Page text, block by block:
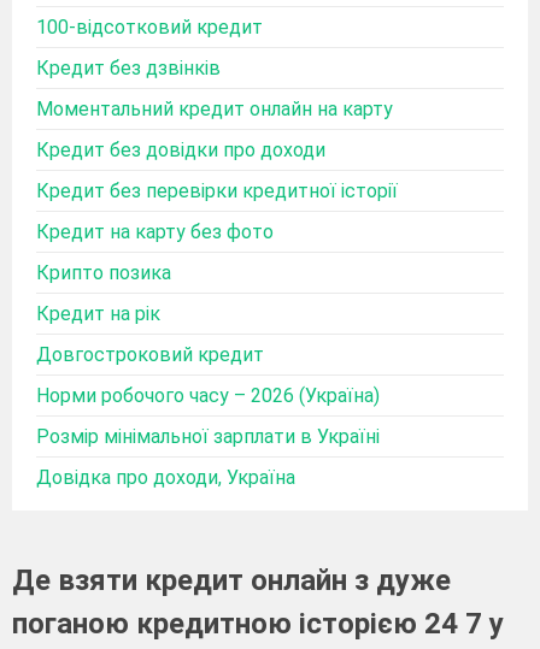
100-відсотковий кредит
Кредит без дзвінків
Моментальний кредит онлайн на карту
Кредит без довідки про доходи
Кредит без перевірки кредитної історії
Кредит на карту без фото
Крипто позика
Кредит на рік
Довгостроковий кредит
Норми робочого часу – 2026 (Україна)
Розмір мінімальної зарплати в Україні
Довідка про доходи, Україна
Де взяти кредит онлайн з дуже
поганою кредитною історією 24 7 у